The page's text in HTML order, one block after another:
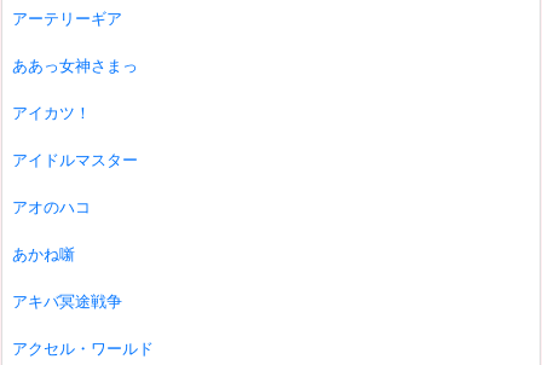
アーテリーギア
ああっ女神さまっ
アイカツ！
アイドルマスター
アオのハコ
あかね噺
アキバ冥途戦争
アクセル・ワールド